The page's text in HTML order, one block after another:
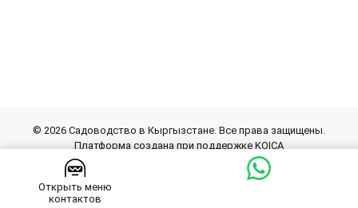
© 2026 Cадоводство в Кыргызстане. Все права защищены.
Платформа создана при поддержке KOICA
Открыть меню
контактов